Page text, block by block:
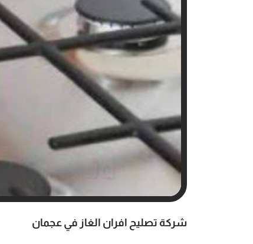
شركة تصليح افران الغاز في عجمان